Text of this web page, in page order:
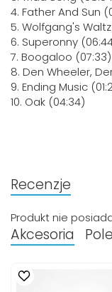
4. Father And Sun
5. Wolfgang's
6. Superonny
7. Boogaloo (07:33)
8. Den Wheeler,
9. Ending Music
10. Oak (04:34)
Recenzje
Produkt nie
Akcesoria